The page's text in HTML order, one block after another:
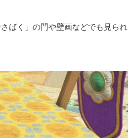
ばく」の門や壁画などでも見られ